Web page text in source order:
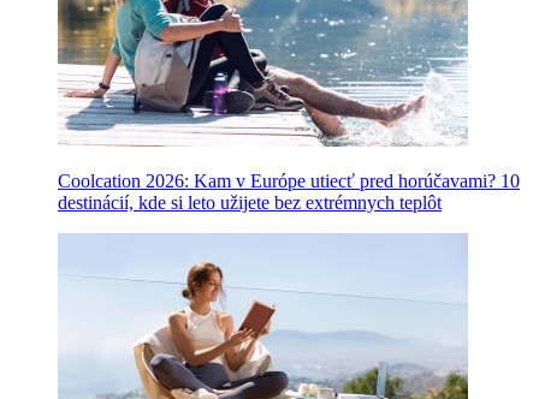
Coolcation 2026: Kam v Európe utiecť pred horúčavami? 10
destinácií, kde si leto užijete bez extrémnych teplôt